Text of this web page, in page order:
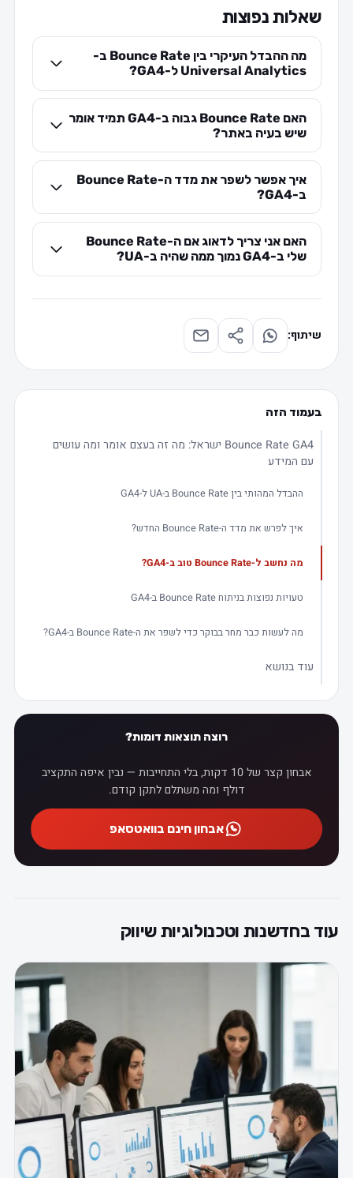
שאלות נפוצות
מה ההבדל העיקרי בין Bounce Rate ב-
Universal Analytics ל-GA4?
האם Bounce Rate גבוה ב-GA4 תמיד אומר
שיש בעיה באתר?
איך אפשר לשפר את מדד ה-Bounce Rate
ב-GA4?
האם אני צריך לדאוג אם ה-Bounce Rate
שלי ב-GA4 נמוך ממה שהיה ב-UA?
שיתוף:
בעמוד הזה
Bounce Rate GA4 ישראל: מה זה בעצם אומר ומה עושים
עם המידע
ההבדל המהותי בין Bounce Rate ב-UA ל-GA4
איך לפרש את מדד ה-Bounce Rate החדש?
מה נחשב ל-Bounce Rate טוב ב-GA4?
טעויות נפוצות בניתוח Bounce Rate ב-GA4
מה לעשות כבר מחר בבוקר כדי לשפר את ה-Bounce Rate ב-GA4?
עוד בנושא
רוצה תוצאות דומות?
אבחון קצר של 10 דקות, בלי התחייבות — נבין איפה התקציב
דולף ומה משתלם לתקן קודם.
אבחון חינם בוואטסאפ
עוד בחדשנות וטכנולוגיות שיווק